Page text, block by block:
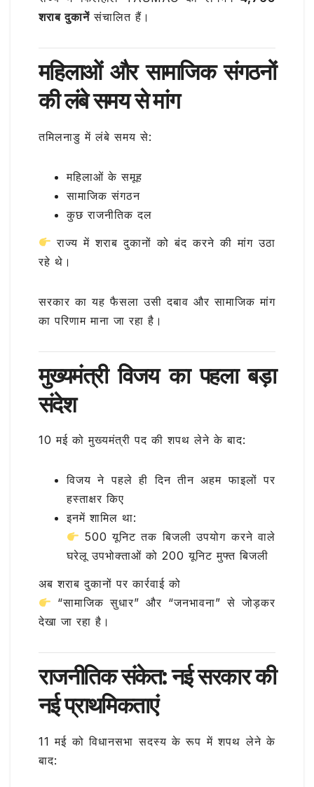
शराब दुकानें संचालित हैं।
महिलाओं और सामाजिक संगठनों
की लंबे समय से मांग
तमिलनाडु में लंबे समय से:
महिलाओं के समूह
सामाजिक संगठन
कुछ राजनीतिक दल
राज्य में शराब दुकानों को बंद करने की मांग उठा
रहे थे।
सरकार का यह फैसला उसी दबाव और सामाजिक मांग
का परिणाम माना जा रहा है।
मुख्यमंत्री विजय का पहला बड़ा
संदेश
10 मई को मुख्यमंत्री पद की शपथ लेने के बाद:
विजय ने पहले ही दिन तीन अहम फाइलों पर
हस्ताक्षर किए
इनमें शामिल था:
500 यूनिट तक बिजली उपयोग करने वाले
घरेलू उपभोक्ताओं को 200 यूनिट मुफ्त बिजली
अब शराब दुकानों पर कार्रवाई को
“सामाजिक सुधार” और “जनभावना” से जोड़कर
देखा जा रहा है।
राजनीतिक संकेत: नई सरकार की
नई प्राथमिकताएं
11 मई को विधानसभा सदस्य के रूप में शपथ लेने के
बाद: